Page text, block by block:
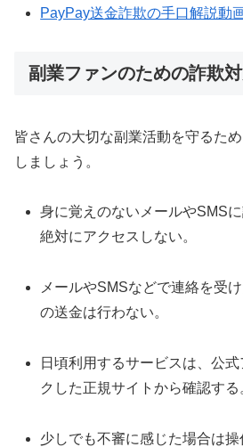
PayPay送金詐欺の手口解説動
副業ファンのための詐欺
皆さんの大切な副業活動を守るた
しましょう。
身に覚えのないメールやSMS
絶対にアクセスしない。
メールやSMSなどで連絡を受
の送金は行わない。
日頃利用するサービスは、公
クした正規サイトから確認する
少しでも不審に感じた場合は